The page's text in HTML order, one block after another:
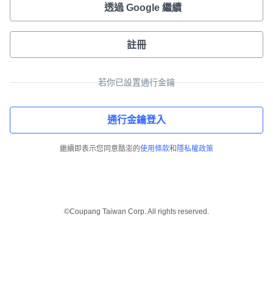
透過 Google 繼續
註冊
若你已設置通行金鑰
通行金鑰登入
繼續即表示您同意酷澎的使用條款和 隱私權政策
©Coupang Taiwan Corp. All rights reserved.